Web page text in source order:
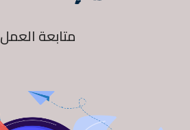
متابعة العمل